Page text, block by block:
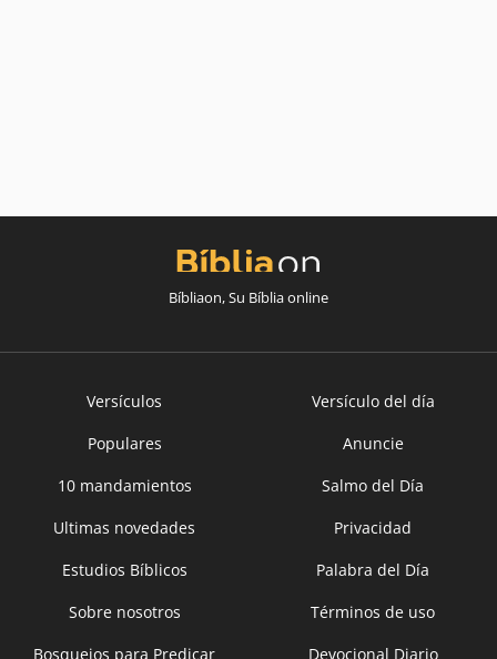
Bíbliaon, Su Bíblia online
Versículos
Versículo del día
Populares
Anuncie
10 mandamientos
Salmo del Día
Ultimas novedades
Privacidad
Estudios Bíblicos
Palabra del Día
Sobre nosotros
Términos de uso
Bosquejos para Predicar
Devocional Diario